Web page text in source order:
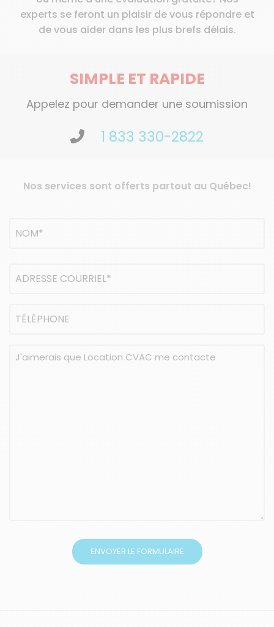
experts se feront un plaisir de vous répondre et
de vous aider dans les plus brefs délais.
SIMPLE ET RAPIDE
Appelez pour demander une soumission
1 833 330-2822
Nos services sont offerts partout au Québec!
(Nécessaire)
courriel
Téléphone
Message